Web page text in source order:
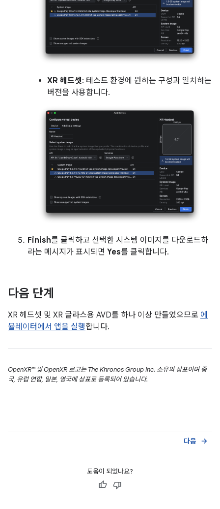
XR 헤드셋: 테스트 환경에 원하는 구성과 일치하는
버전을 사용합니다.
Finish를 클릭하고 선택한 시스템 이미지를 다운로드하
라는 메시지가 표시되면 Yes를 클릭합니다.
다음 단계
XR 헤드셋 및 XR 글라스용 AVD를 하나 이상 만들었으므로 에
뮬레이터에서 앱을 실행합니다.
OpenXR™ 및 OpenXR 로고는 The Khronos Group Inc. 소유의 상표이며 중
국, 유럽 연합, 일본, 영국에 상표로 등록되어 있습니다.
다음 arrow_forward
도움이 되었나요?